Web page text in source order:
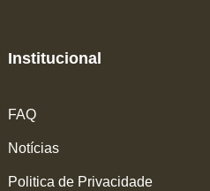
Institucional
FAQ
Notícias
Politica de Privacidade